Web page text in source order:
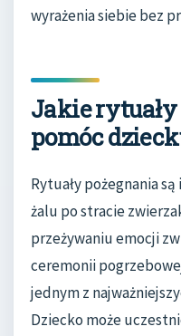
wyrażenia siebie bez
Jakie
pomóc
Rytuały pożegnania
żalu po stracie
przeżywaniu emocji
ceremonii
jednym z
Dziecko może